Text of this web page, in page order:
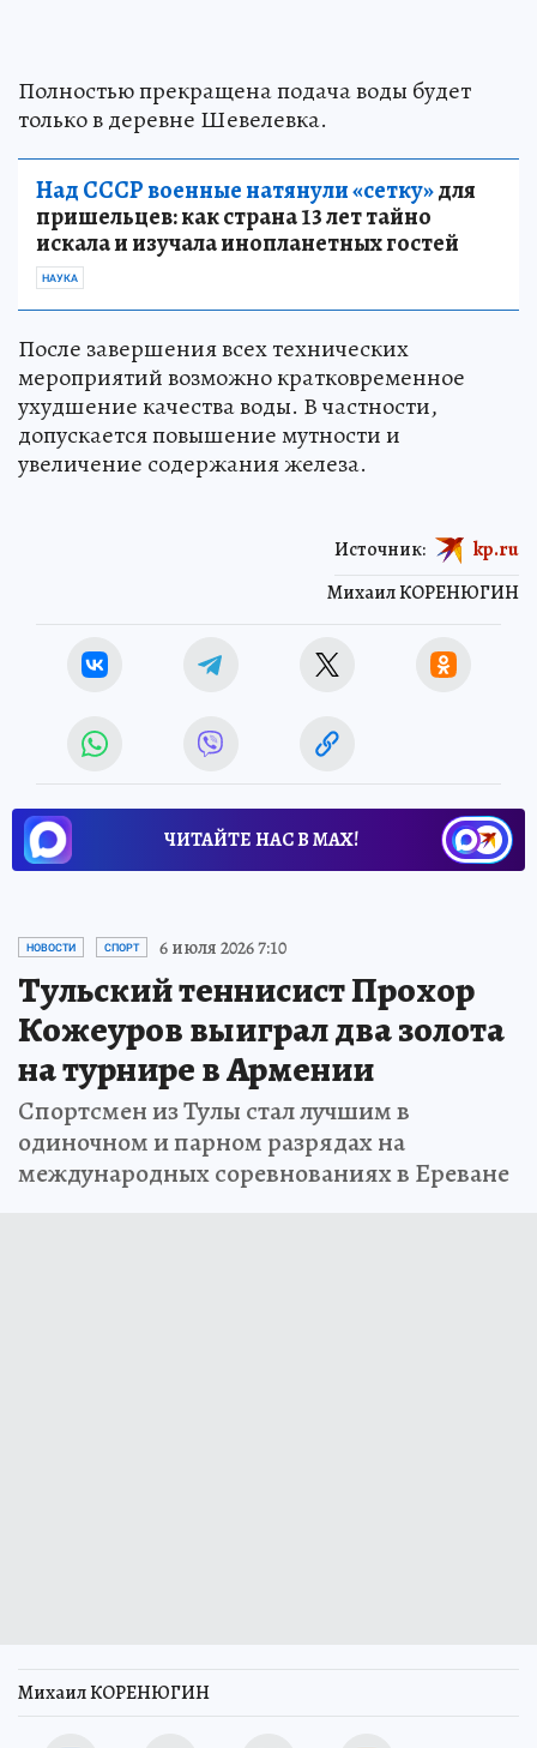
Полностью прекращена подача воды будет
только в деревне Шевелевка.
Над СССР военные натянули «сетку»для
пришельцев: как страна 13 лет тайно
искала и изучала инопланетных гостей
НАУКА
После завершения всех технических
мероприятий возможно кратковременное
ухудшение качества воды. В частности,
допускается повышение мутности и
увеличение содержания железа.
Михаил КОРЕНЮГИН
Источник: kp.ru
ЧИТАЙТЕ НАС В МАХ!
НОВОСТИ СПОРТ 6 июля 2026 7:10
Тульский теннисист Прохор
Кожеуров выиграл два золота
на турнире в Армении
Спортсмен из Тулы стал лучшим в
одиночном и парном разрядах на
международных соревнованиях в Ереване
Михаил КОРЕНЮГИН